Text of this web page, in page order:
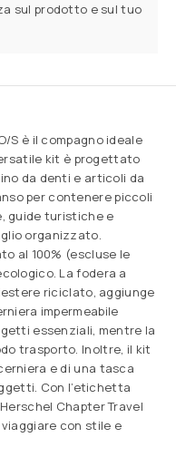
sul prodotto e sul tuo
S è il compagno ideale
kit è progettato
da denti e articoli da
per contenere piccoli
guide turistiche e
organizzato.
al 100% (escluse le
La fodera a
riciclato, aggiunge
impermeabile
essenziali, mentre la
trasporto. Inoltre, il kit
e di una tasca
Con l’etichetta
Chapter Travel
con stile e